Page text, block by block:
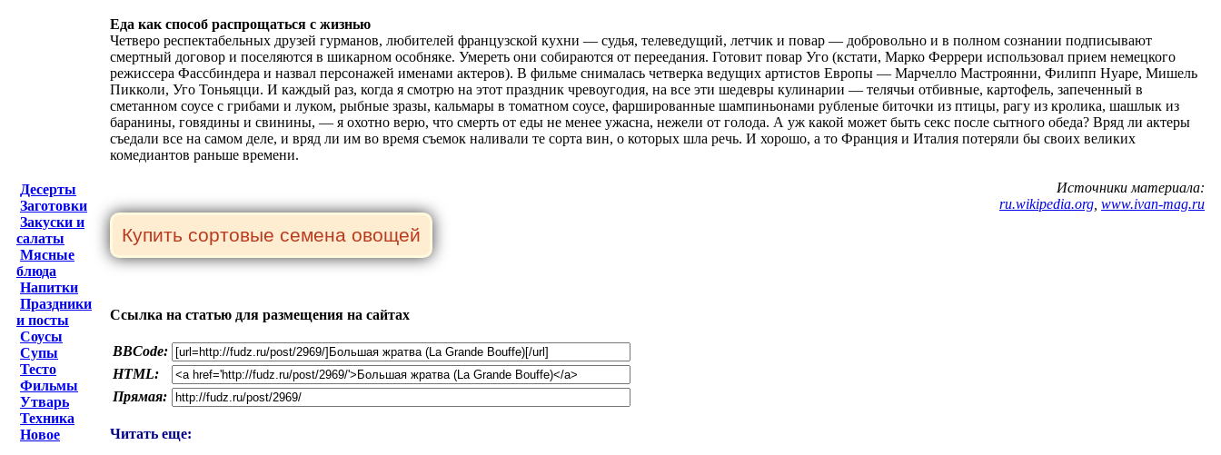
Десерты
Заготовки
Закуски и
салаты
Мясные
блюда
Напитки
Праздники
и посты
Соусы
Супы
Тесто
Фильмы
Утварь
Техника
Новое
Еда как способ распрощаться с жизнью
Четверо респектабельных друзей гурманов, любителей французской кухни — судья, телеведущий, летчик и повар — добровольно и в полном сознании подписывают
смертный договор и поселяются в шикарном особняке. Умереть они собираются от переедания. Готовит повар Уго (кстати, Марко Феррери использовал прием немецкого
режиссера Фассбиндера и назвал персонажей именами актеров). В фильме снималась четверка ведущих артистов Европы — Марчелло Мастроянни, Филипп Нуаре, Мишель
Пикколи, Уго Тоньяцци. И каждый раз, когда я смотрю на этот праздник чревоугодия, на все эти шедевры кулинарии — телячьи отбивные, картофель, запеченный в
сметанном соусе с грибами и луком, рыбные зразы, кальмары в томатном соусе, фаршированные шампиньонами рубленые биточки из птицы, рагу из кролика, шашлык из
баранины, говядины и свинины, — я охотно верю, что смерть от еды не менее ужасна, нежели от голода. А уж какой может быть секс после сытного обеда? Вряд ли актеры
съедали все на самом деле, и вряд ли им во время съемок наливали те сорта вин, о которых шла речь. И хорошо, а то Франция и Италия потеряли бы своих великих
комедиантов раньше времени.
Источники материала:
ru.wikipedia.org www.ivan-mag.ru
Ссылка на статью для размещения на сайтах
BBCode:
HTML:
Прямая:
Читать еще: